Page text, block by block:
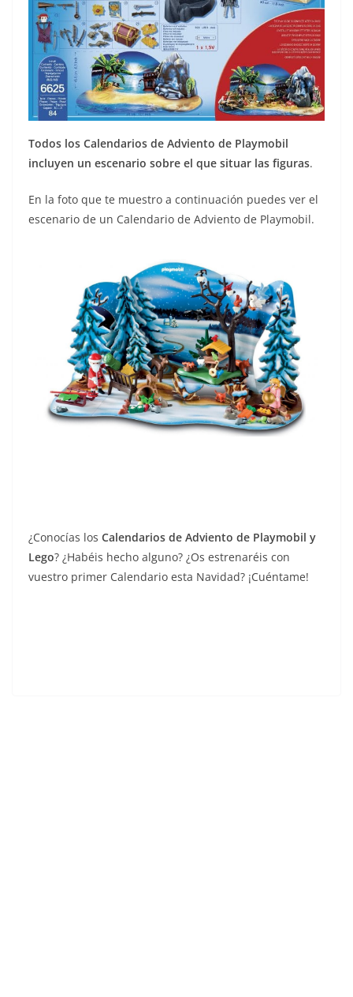
Todos los Calendarios de Adviento de Playmobil
incluyen un escenario sobre el que situar las figuras.
En la foto que te muestro a continuación puedes ver el
escenario de un Calendario de Adviento de Playmobil.
¿Conocías los Calendarios de Adviento de Playmobil y
Lego? ¿Habéis hecho alguno? ¿Os estrenaréis con
vuestro primer Calendario esta Navidad? ¡Cuéntame!